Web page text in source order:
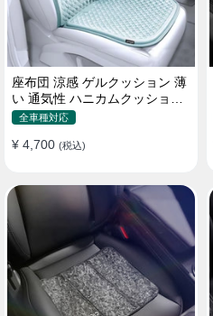
座布団 涼感 ゲルクッション 薄
い 通気性 ハニカムクッション
四季通用 おすすめ
全車種対応
¥ 4,700 (税込)